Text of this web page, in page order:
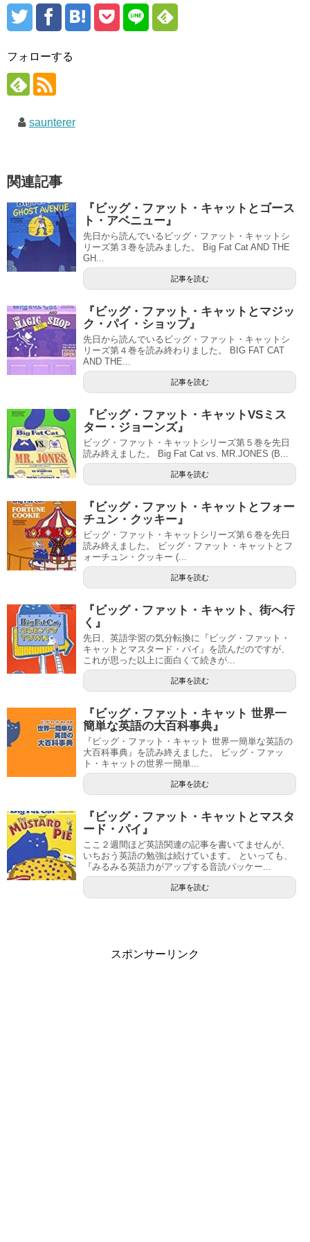
フォローする
saunterer
関連記事
『ビッグ・ファット・キャットとゴース
ト・アベニュー』
先日から読んでいるビッグ・ファット・キャットシ
リーズ第３巻を読みました。 Big Fat Cat AND THE
GH...
記事を読む
『ビッグ・ファット・キャットとマジッ
ク・パイ・ショップ』
先日から読んでいるビッグ・ファット・キャットシ
リーズ第４巻を読み終わりました。 BIG FAT CAT
AND THE...
記事を読む
『ビッグ・ファット・キャットVSミス
ター・ジョーンズ』
ビッグ・ファット・キャットシリーズ第５巻を先日
読み終えました。 Big Fat Cat vs. MR.JONES (B...
記事を読む
『ビッグ・ファット・キャットとフォー
チュン・クッキー』
ビッグ・ファット・キャットシリーズ第６巻を先日
読み終えました。 ビッグ・ファット・キャットとフ
ォーチュン・クッキー (...
記事を読む
『ビッグ・ファット・キャット、街へ行
く』
先日、英語学習の気分転換に『ビッグ・ファット・
キャットとマスタード・パイ』を読んだのですが、
これが思った以上に面白くて続きが...
記事を読む
『ビッグ・ファット・キャット 世界一
簡単な英語の大百科事典』
『ビッグ・ファット・キャット 世界一簡単な英語の
大百科事典』を読み終えました。 ビッグ・ファッ
ト・キャットの世界一簡単...
記事を読む
『ビッグ・ファット・キャットとマスタ
ード・パイ』
ここ２週間ほど英語関連の記事を書いてませんが、
いちおう英語の勉強は続けています。 といっても、
『みるみる英語力がアップする音読パッケー...
記事を読む
スポンサーリンク